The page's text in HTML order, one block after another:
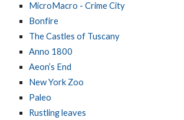
MicroMacro - Crime City
Bonfire
The Castles of Tuscany
Anno 1800
Aeon’s End
New York Zoo
Paleo
Rustling leaves